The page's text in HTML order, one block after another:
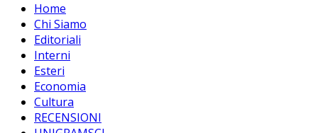
Home
Chi Siamo
Editoriali
Interni
Esteri
Economia
Cultura
RECENSIONI